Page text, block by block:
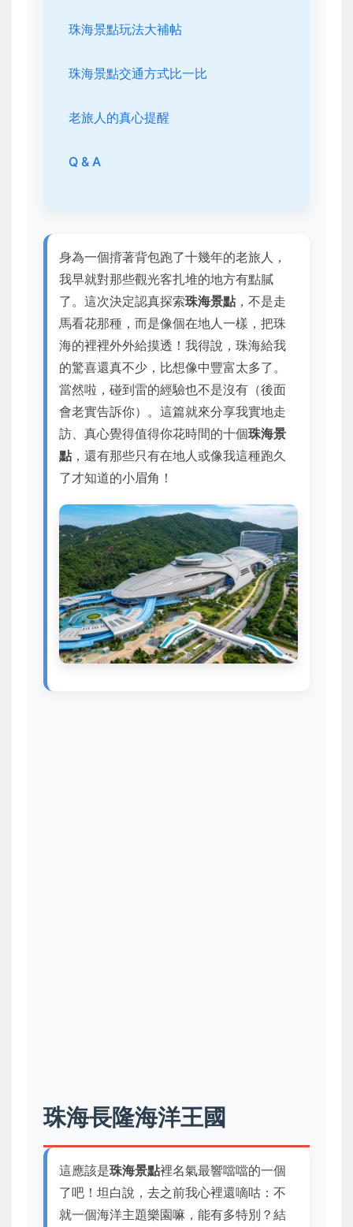
珠海景點玩法大補帖
珠海景點交通方式比一比
老旅人的真心提醒
Q & A
身為一個揹著背包跑了十幾年的老旅人，
我早就對那些觀光客扎堆的地方有點膩
了。這次決定認真探索珠海景點 ，不是走
馬看花那種，而是像個在地人一樣，把珠
海的裡裡外外給摸透！我得說，珠海給我
的驚喜還真不少，比想像中豐富太多了。
當然啦，碰到雷的經驗也不是沒有（後面
會老實告訴你）。這篇就來分享我實地走
訪、真心覺得值得你花時間的十個珠海景
點 ，還有那些只有在地人或像我這種跑久
了才知道的小眉角！
珠海長隆海洋王國
這應該是珠海景點裡名氣最響噹噹的一個
了吧！坦白說，去之前我心裡還嘀咕：不
就一個海洋主題樂園嘛，能有多特別？結